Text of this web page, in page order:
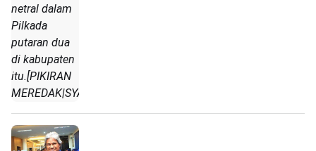
netral dalam
Pilkada
putaran dua
di kabupaten
itu.[PIKIRAN
MEREDAK|SYAFRIZAL]